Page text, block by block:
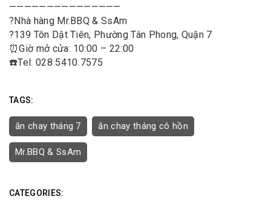
———————————————
?Nhà hàng Mr.BBQ & SsAm
?139 Tôn Dật Tiên, Phường Tân Phong, Quận 7
⏰Giờ mở cửa: 10:00 – 22:00
☎️Tel: 028 5410 7575
TAGS:
ăn chay tháng 7 ăn chay tháng cô hồn
Mr.BBQ & SsAm
CATEGORIES: